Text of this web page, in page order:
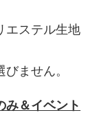
エステル生地
ません。
＆イベント